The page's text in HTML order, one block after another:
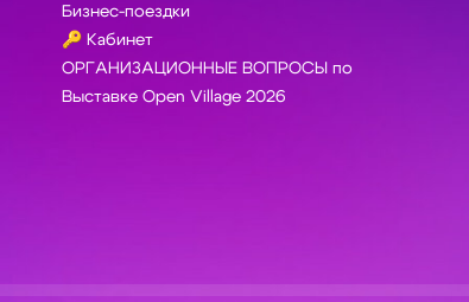
Бизнес-поездки
🔑 Кабинет
ОРГАНИЗАЦИОННЫЕ ВОПРОСЫ по
Выставке Open Village 2026